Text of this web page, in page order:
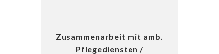
Zusammenarbeit mit amb.
Pflegediensten /